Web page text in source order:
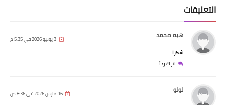
التعليقات
هبه محمد 3 يونيو 2026 في 5:35 م
شكرا
اترك رداً
لولو 16 مارس 2026 في 8:36 ص